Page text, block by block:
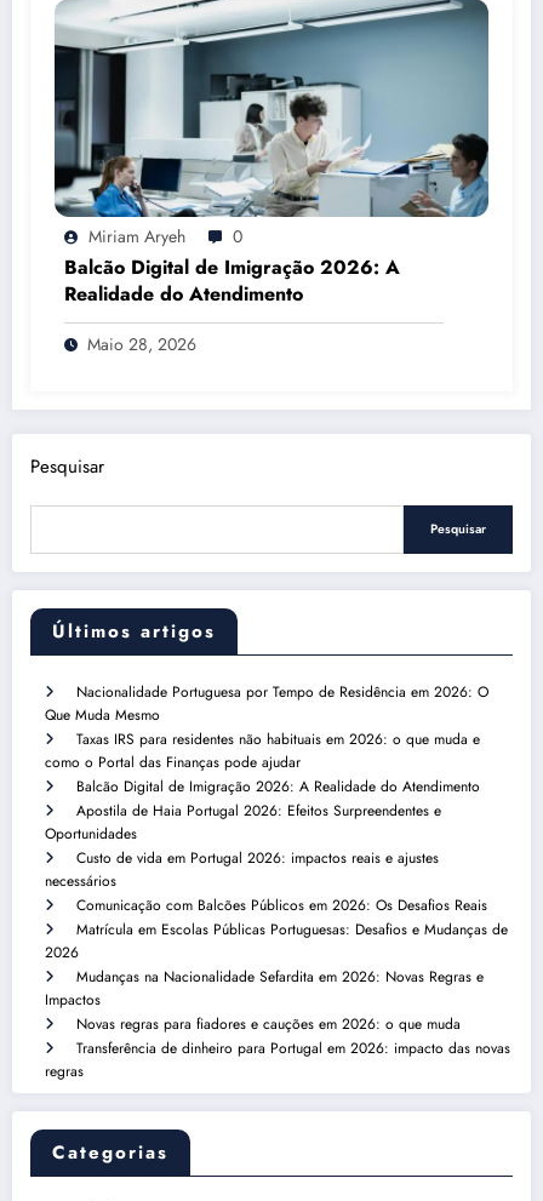
Miriam Aryeh 0
Balcão Digital de Imigração 2026: A
Realidade do Atendimento
Maio 28, 2026
Pesquisar
Pesquisar
Últimos artigos
Nacionalidade Portuguesa por Tempo de Residência em 2026: O
Que Muda Mesmo
Taxas IRS para residentes não habituais em 2026: o que muda e
como o Portal das Finanças pode ajudar
Balcão Digital de Imigração 2026: A Realidade do Atendimento
Apostila de Haia Portugal 2026: Efeitos Surpreendentes e
Oportunidades
Custo de vida em Portugal 2026: impactos reais e ajustes
necessários
Comunicação com Balcões Públicos em 2026: Os Desafios Reais
Matrícula em Escolas Públicas Portuguesas: Desafios e Mudanças de
2026
Mudanças na Nacionalidade Sefardita em 2026: Novas Regras e
Impactos
Novas regras para fiadores e cauções em 2026: o que muda
Transferência de dinheiro para Portugal em 2026: impacto das novas
regras
Categorias